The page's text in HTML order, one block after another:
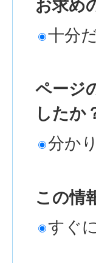
お求め
十分
ページ
したか
分か
この情
すぐ